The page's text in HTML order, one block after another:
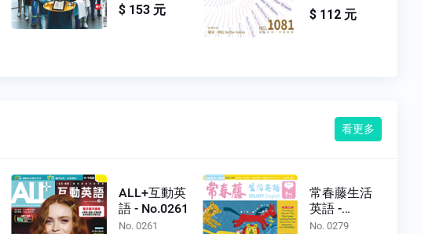
$ 153 元 $ 112 元
看更多
ALL+互動英
語 - No.0261
No. 0261
常春藤生活
英語 -
No.0279
No. 0279